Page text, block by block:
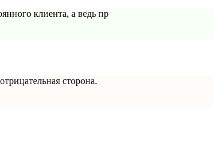
клиента, а ведь пр
сторона.